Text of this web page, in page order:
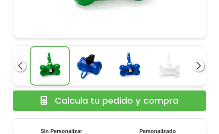
Anterior
Sin Personalizar
Personalizado
Calcula tu pedido y compra